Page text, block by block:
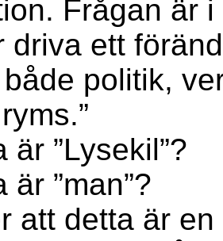
Frågan är
driva ett
politik,
är ”Lysekil”?
är ”man”?
att detta är